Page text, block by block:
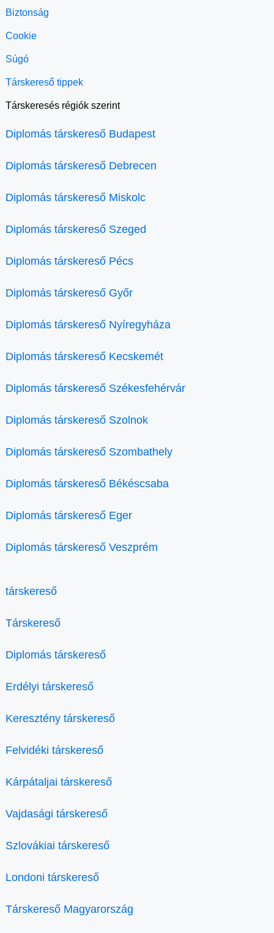
Biztonság
Cookie
Súgó
Társkereső tippek
Társkeresés régiók szerint
Diplomás társkereső Budapest
Diplomás társkereső Debrecen
Diplomás társkereső Miskolc
Diplomás társkereső Szeged
Diplomás társkereső Pécs
Diplomás társkereső Győr
Diplomás társkereső Nyíregyháza
Diplomás társkereső Kecskemét
Diplomás társkereső Székesfehérvár
Diplomás társkereső Szolnok
Diplomás társkereső Szombathely
Diplomás társkereső Békéscsaba
Diplomás társkereső Eger
Diplomás társkereső Veszprém
társkereső
Társkereső
Diplomás társkereső
Erdélyi társkereső
Keresztény társkereső
Felvidéki társkereső
Kárpátaljai társkereső
Vajdasági társkereső
Szlovákiai társkereső
Londoni társkereső
Társkereső Magyarország